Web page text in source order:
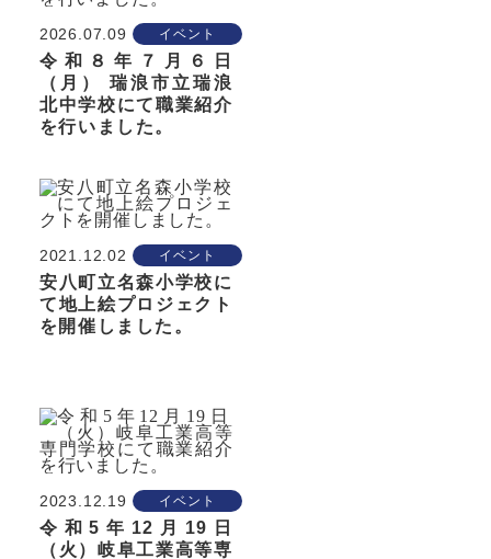
2026.07.09 イベント
令和８年７月６日
（月） 瑞浪市立瑞浪
北中学校にて職業紹介
を行いました。
2021.12.02 イベント
安八町立名森小学校に
て地上絵プロジェクト
を開催しました。
2023.12.19 イベント
令和5年12月19日
（火）岐阜工業高等専